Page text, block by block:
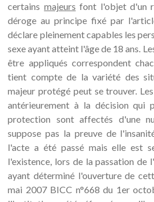
certains majeurs font l'objet d'un
déroge au principe fixé par
déclare pleinement capables les
sexe ayant atteint l'âge de 18 ans.
être appliqués correspondent
tient compte de la variété des
majeur protégé peut se trouver.
antérieurement à la décision qui
protection sont affectés d'une
suppose pas la preuve de
l'acte a été passé mais elle est
l'existence, lors de la passation de
ayant déterminé l'ouverture de
mai 2007 BICC n°668 du 1er